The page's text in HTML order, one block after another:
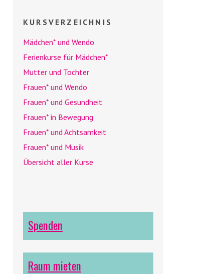
KURSVERZEICHNIS
Mädchen* und Wendo
Ferienkurse für Mädchen*
Mutter und Tochter
Frauen* und Wendo
Frauen* und Gesundheit
Frauen* in Bewegung
Frauen* und Achtsamkeit
Frauen* und Musik
Übersicht aller Kurse
Spenden
Raum mieten